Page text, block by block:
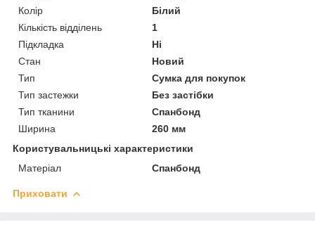
Колір
Білий
Кількість відділень
1
Підкладка
Ні
Стан
Новий
Тип
Сумка для покупок
Тип застежки
Без застібки
Тип тканини
Спанбонд
Ширина
260 мм
Користувальницькі характеристики
Матеріал
Спанбонд
Приховати